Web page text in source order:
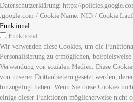
Datenschutzerklärung: https://
.google.com / Cookie Name: NID / Cookie
Funktional
Funktional
Wir verwenden diese Cookies, um die
Personalisierung zu ermöglichen,
Verwendung von sozialen Medien. Diese
von unseren Drittanbietern gesetzt werden,
hinzugefügt haben. Wenn Sie diese Cookies
einige dieser Funktionen möglicherweise nicht